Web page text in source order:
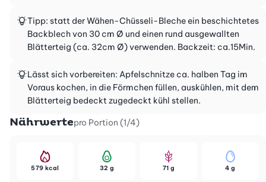
Tipp: statt der Wähen-Chüsseli-Bleche ein beschichtetes
Backblech von 30 cm Ø und einen rund ausgewallten
Blätterteig (ca. 32cm Ø) verwenden. Backzeit: ca.15Min.
Lässt sich vorbereiten: Apfelschnitze ca. halben Tag im
Voraus kochen, in die Förmchen füllen, auskühlen, mit dem
Blätterteig bedeckt zugedeckt kühl stellen.
Nährwertepro Portion (1/4)
579 kcal 32 g 71 g 4 g